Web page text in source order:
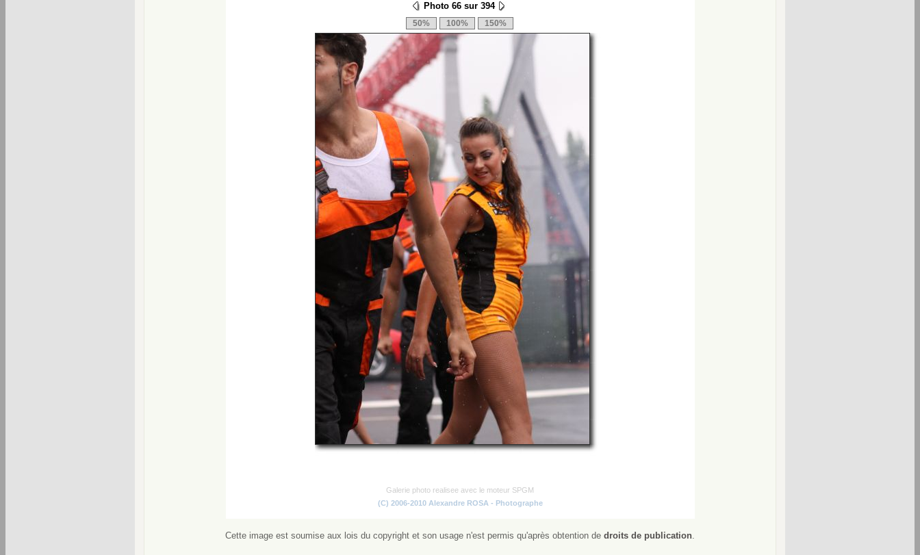
Photo 66 sur 394
Galerie photo realisee avec le moteur SPGM
(C) 2006-2010 Alexandre ROSA - Photographe
Cette image est soumise aux lois du copyright et son usage n'est permis qu'après obtention de droits de publication.